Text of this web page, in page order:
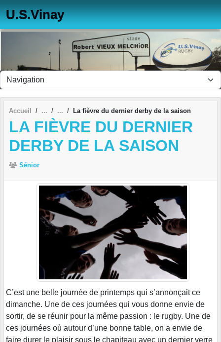
U.S.Vinay
Accueil La fièvre du dernier derby de la saison
LA FIÈVRE DU DERNIER
DERBY DE LA SAISON
Sénior
C’est une belle journée de printemps qui s’annonçait ce
dimanche. Une de ces journées qui vous donne envie de
sortir, de se réunir pour la même passion : le rugby. Une de
ces journées où autour d’une bonne table, on a envie de
faire durer le plaisir sous le chapiteau avec un dernier verre